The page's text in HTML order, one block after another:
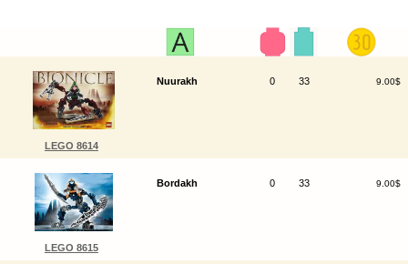
LEGO 8614
Nuurakh 0 33 9.00$
LEGO 8615
Bordakh 0 33 9.00$